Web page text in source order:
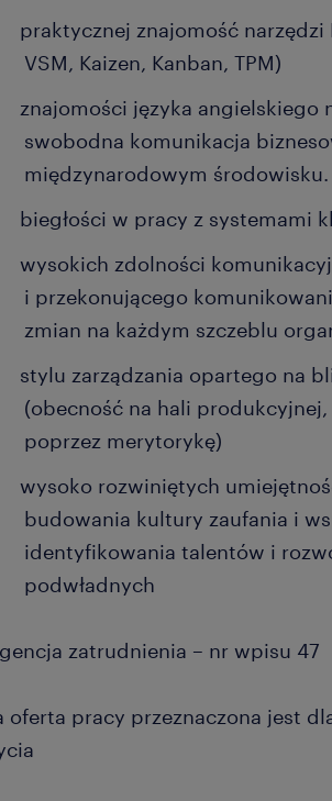
praktycznej znajomość narzędzi
VSM, Kaizen, Kanban, TPM)
znajomości języka angielskiego
swobodna komunikacja
międzynarodowym środowisku.
biegłości w pracy z systemami
wysokich zdolności
i przekonującego
zmian na każdym szczeblu
stylu zarządzania opartego na
(obecność na hali
poprzez merytorykę)
wysoko rozwiniętych
budowania kultury zaufania i
identyfikowania talentów i
podwładnych
zatrudnienia – nr wpisu 47
oferta pracy przeznaczona jest